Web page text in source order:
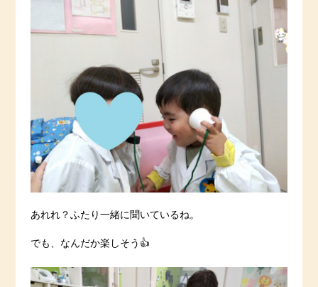
あれれ？ふたり一緒に聞いているね。
でも、なんだか楽しそう👍